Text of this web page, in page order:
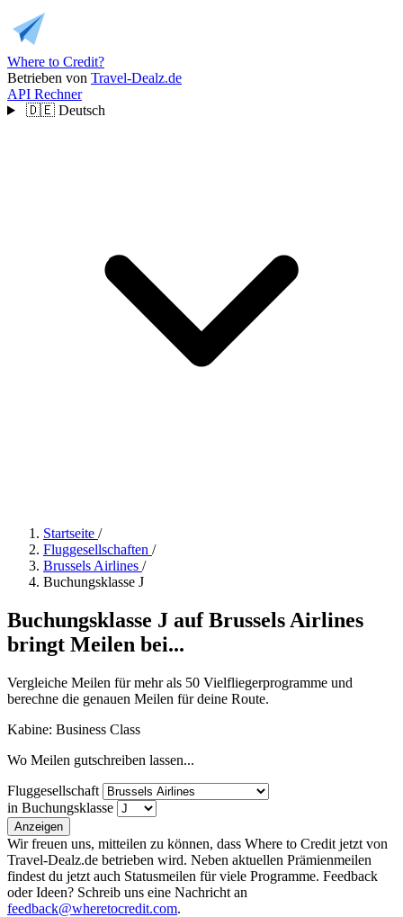
Where to Credit?
Betrieben von Travel-Dealz.de
API Rechner
🇩🇪 Deutsch
Startseite /
Fluggesellschaften /
Brussels Airlines /
Buchungsklasse J
Buchungsklasse J auf Brussels Airlines
bringt Meilen bei...
Vergleiche Meilen für mehr als 50 Vielfliegerprogramme und
berechne die genauen Meilen für deine Route.
Kabine: Business Class
Wo Meilen gutschreiben lassen...
Fluggesellschaft
in Buchungsklasse
Anzeigen
Wir freuen uns, mitteilen zu können, dass Where to Credit jetzt von
Travel-Dealz.de betrieben wird. Neben aktuellen Prämienmeilen
findest du jetzt auch Statusmeilen für viele Programme. Feedback
oder Ideen? Schreib uns eine Nachricht an
feedback@wheretocredit.com.